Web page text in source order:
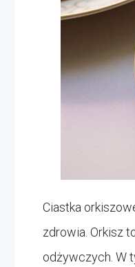
Ciastka
zdrowia. Orkisz
odżywczych. W